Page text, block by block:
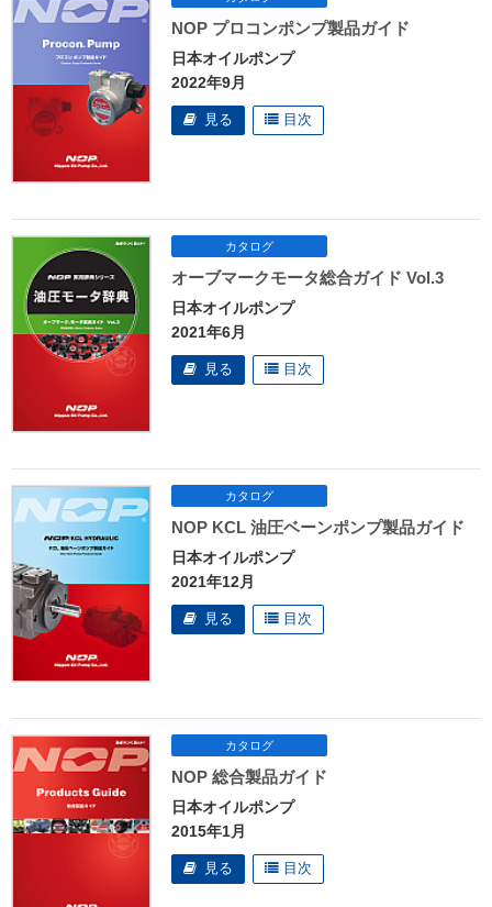
NOP プロコンポンプ製品ガイド
日本オイルポンプ
2022年9月
オーブマークモータ総合ガイド Vol.3
日本オイルポンプ
2021年6月
NOP KCL 油圧ベーンポンプ製品ガイド
日本オイルポンプ
2021年12月
NOP 総合製品ガイド
日本オイルポンプ
2015年1月